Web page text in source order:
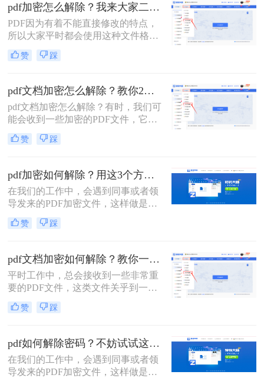
最为普遍的是为PDF文件添加密码。
问题在于我们已获得PDF文件去编辑
使用，但是也要每开启一次都要输入
一次密码，比较繁琐，所以干脆可以
解除密码，今天教给你一个在线解除
起来看看。
pdf加密怎么解除？我来大家二个方法！
PDF因为有着不能直接修改的特点，
所以大家平时都会使用这种文件格式
来存储重要的文件，不过虽然它不能
直接修改，但是别人还是可以随意查
自己的PDF文件应该怎么办呢？其实
很简单，只要对文件进行加密就行
了，那大家知道pdf加密怎么解除吗？
如果不知道就接着看下去吧，我来教
大家二个方法。
赞 踩
pdf文档加密怎么解除？教你2个pdf解密方法！
pdf文档加密怎么解除​？有时，我们可
能会收到一些加密的PDF文件，它们
不允许我们对其进行编辑或打印。这
时，我们需要使用PDF解密工具，以
行编辑。那么接下来就给大家介绍一
下pdf加密解除的方法。
赞 踩
pdf加密如何解除？用这3个方法立即解密！
在我们的工作中，会遇到同事或者领
导发来的PDF加密文件，这样做是为
了保证文件的机密性；而我们每次打
开PDF文件都需要输入密码才能进行
时，就会很麻烦。这时我们就需要对
其进行解密，以方便后续的操作，那
有什么办法能进行PDF解密呢？当然
有，今天小编就为大家推荐2个方
法，大家一起看看pdf加密如何解除
吧！
赞 踩
pdf文档加密如何解除？教你一招解除PDF权限密码！
平时工作中，总会接收到一些非常重
要的PDF文件，这类文件关乎到一些
机密信息，所以我们需要对这类文件
进行加密处理；那么pdf文档加密如何
大家有所帮助！
赞 踩
pdf如何解除密码？不妨试试这两种方法！
在我们的工作中，会遇到同事或者领
导发来的PDF加密文件，这样做是为